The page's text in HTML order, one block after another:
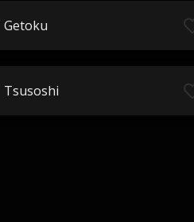
Getoku
Tsusoshi